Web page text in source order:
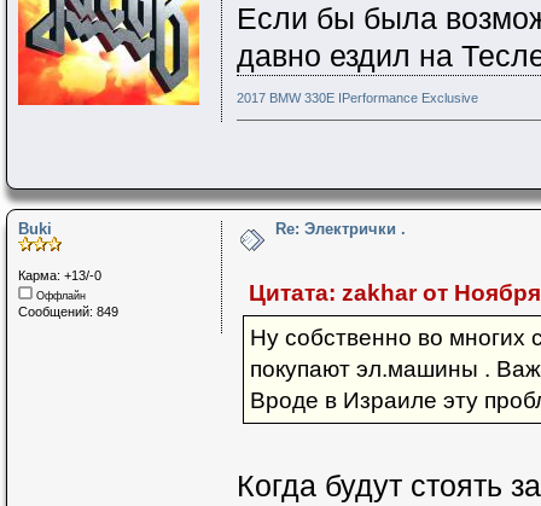
Если бы была
давно ездил на
2017 BMW 330E IPerformance Exclusive
Buki
Карма: +13/-0
Оффлайн
Сообщений: 849
Re: Электрички .
Цитата: zakhar от
Ну собственно во
покупают эл.машины .
Вроде в Израиле эту
Когда будут стоять